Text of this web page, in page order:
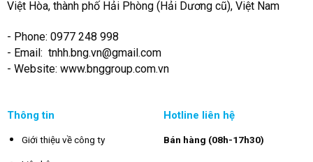
Việt Hòa, thành phố Hải Phòng (Hải Dương cũ), Việt Nam
- Phone: 0977 248 998
- Email: tnhh.bng.vn@gmail.com
- Website: www.bnggroup.com.vn
Thông tin
Giới thiệu về công ty
Hotline liên hệ
Bán hàng (08h-17h30)